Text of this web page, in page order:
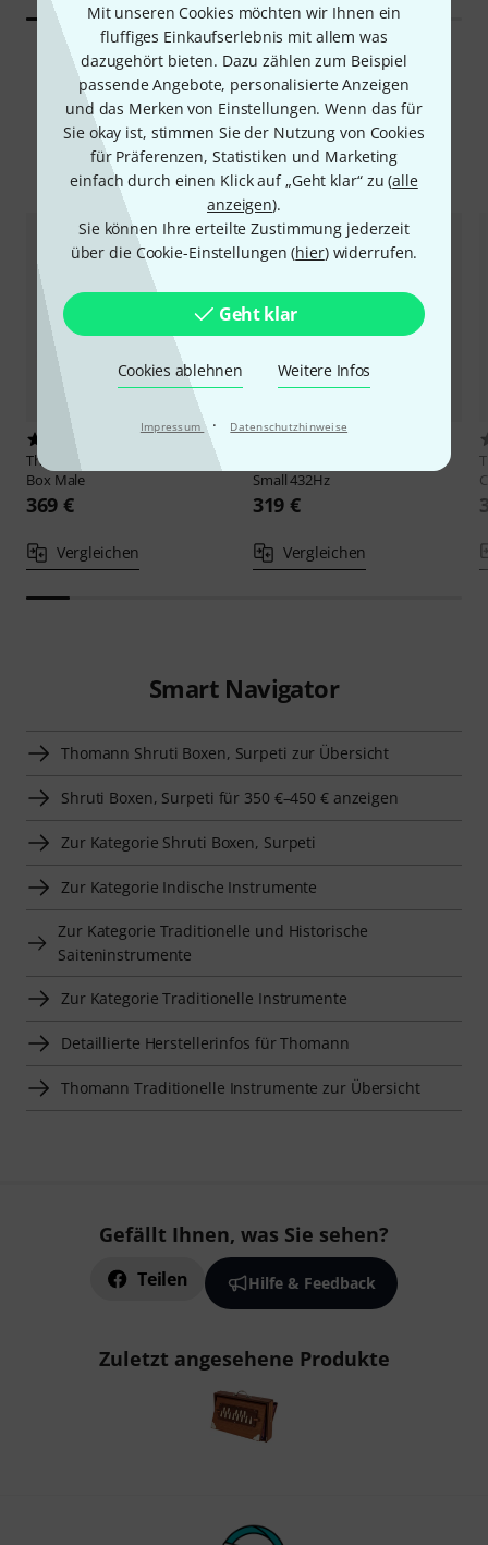
Mit unseren Cookies möchten wir Ihnen ein
fluffiges Einkaufserlebnis mit allem was
dazugehört bieten. Dazu zählen zum Beispiel
passende Angebote, personalisierte Anzeigen
und das Merken von Einstellungen. Wenn das für
Sie okay ist, stimmen Sie der Nutzung von Cookies
für Präferenzen, Statistiken und Marketing
einfach durch einen Klick auf „Geht klar“ zu (alle
anzeigen).
Sie können Ihre erteilte Zustimmung jederzeit
über die Cookie-Einstellungen (hier) widerrufen.
Geht klar
Cookies ablehnen Weitere Infos
Impressum · Datenschutzhinweise
Alternativen vergleichen
Thomann
Box Male
369 €
Vergleichen
5
Small 432Hz
319 €
Vergleichen
Smart Navigator
Thomann Shruti Boxen, Surpeti zur Übersicht
Shruti Boxen, Surpeti für 350 €–450 € anzeigen
Zur Kategorie Shruti Boxen, Surpeti
Zur Kategorie Indische Instrumente
Zur Kategorie Traditionelle und Historische
Saiteninstrumente
Zur Kategorie Traditionelle Instrumente
Detaillierte Herstellerinfos für Thomann
Thomann Traditionelle Instrumente zur Übersicht
Gefällt Ihnen, was Sie sehen?
Teilen Hilfe & Feedback
Zuletzt angesehene Produkte